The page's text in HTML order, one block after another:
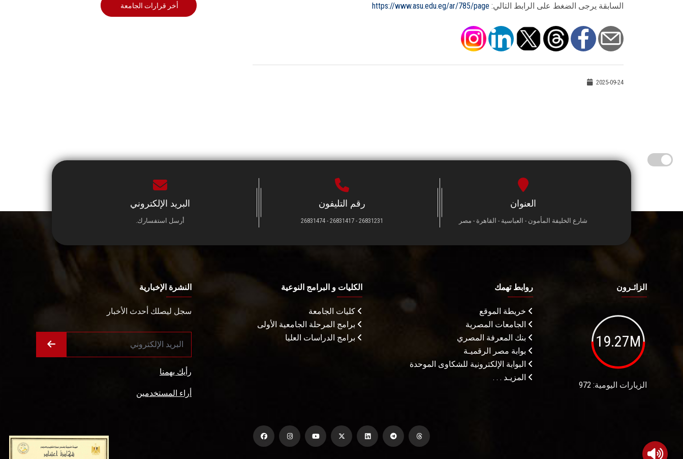
السابقة يرجى الضغط على الرابط التالي: https://www.asu.edu.eg/ar/785/page
2025-09-24
أخر قرارات الجامعة
العنوان
شارع الخليفة المأمون - العباسية - القاهرة - مصر
رقم التليفون
26831231 - 26831417 - 26831474
البريد الإلكتروني
أرسل استفسارك.
الزائـرون
19.27M
الزيارات اليومية: 972
روابط تهمك
خريطة الموقع
الجامعات المصرية
بنك المعرفة المصري
بوابة مصر الرقميـة
البوابة الإلكترونية للشكاوى الموحدة
المزيـد . . .
الكليات و البرامج النوعية
كليات الجامعة
برامج المرحلة الجامعية الأولى
برامج الدراسات العليا
النشرة الإخبارية
سجل ليصلك أحدث الأخبار
رأيك يهمنا
أراء المستخدمين